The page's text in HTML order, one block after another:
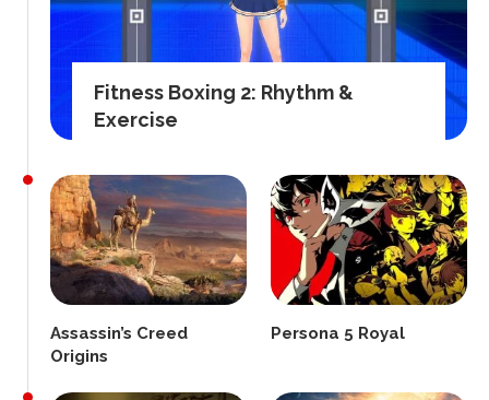
Fitness Boxing 2: Rhythm &
Exercise
Assassin’s Creed
Origins
Persona 5 Royal